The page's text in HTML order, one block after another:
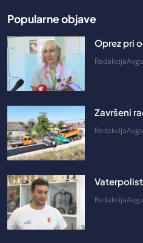
Popularne objave
Oprez pri
Redakcija
Završeni
Redakcija
Redakcija